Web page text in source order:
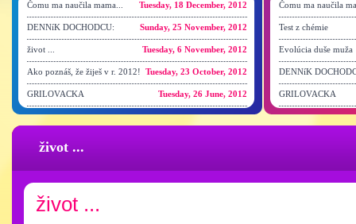
Čomu ma naučila mama... Tuesday, 18 December, 2012
DENNíK DOCHODCU: Sunday, 25 November, 2012
život ... Tuesday, 6 November, 2012
Ako poznáš, že žiješ v r. 2012! Tuesday, 23 October, 2012
GRILOVACKA Tuesday, 26 June, 2012
Čomu ma naučila
Test z chémie
Evolúcia duše muža
DENNíK
GRILOVACKA
život ...
život ...